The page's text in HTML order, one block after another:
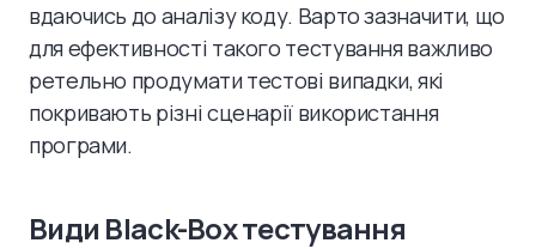
вдаючись до аналізу коду. Варто зазначити, що
для ефективності такого тестування важливо
ретельно продумати тестові випадки, які
покривають різні сценарії використання
програми.
Види Black-Box тестування